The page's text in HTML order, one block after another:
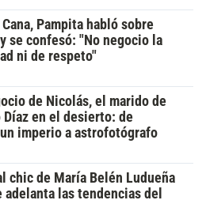
Pampita habló sobre
se confesó: "No negocio la
ni de respeto"
de Nicolás, el marido de
Díaz en el desierto: de
imperio a astrofotógrafo
chic de María Belén Ludueña
adelanta las tendencias del